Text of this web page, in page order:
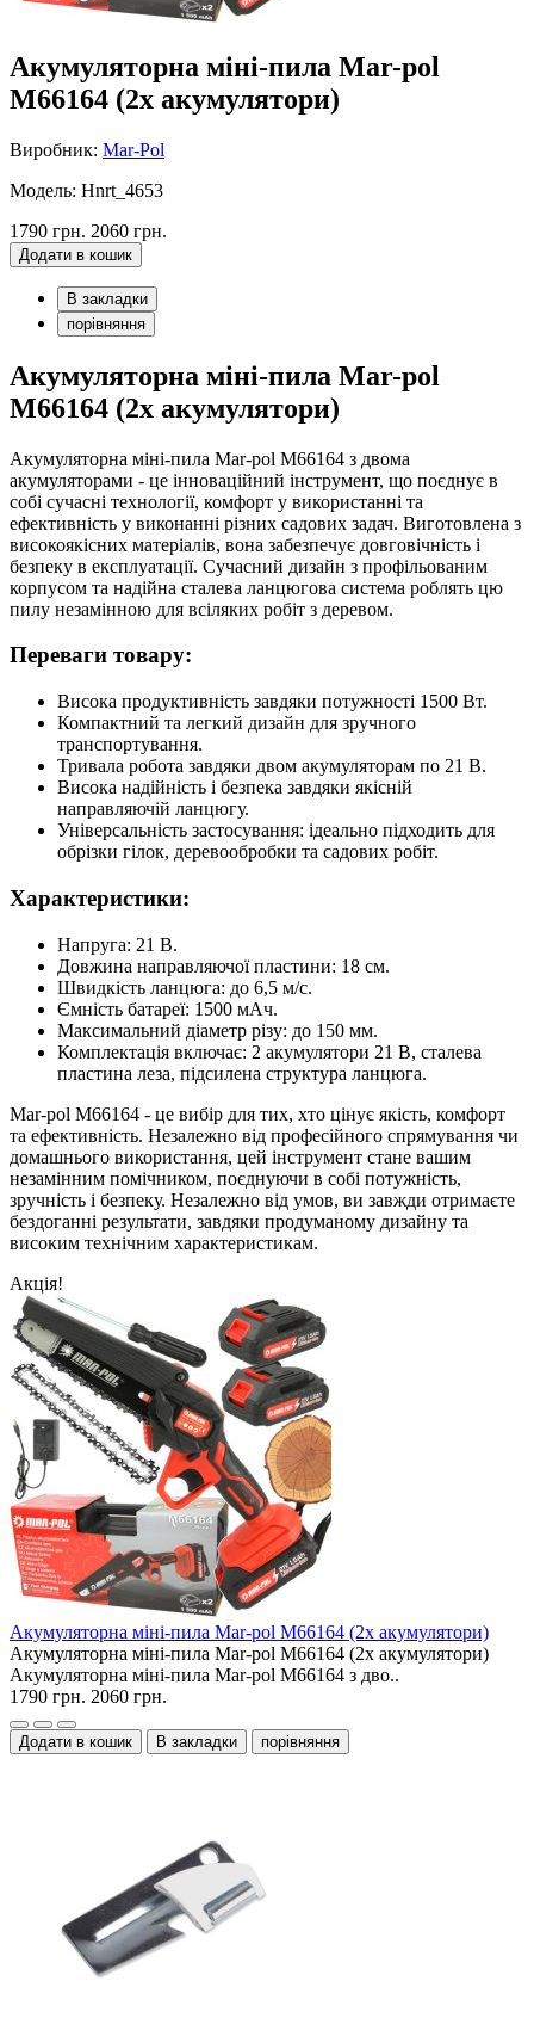
Акумуляторна міні-пила Mar-pol
M66164 (2x акумулятори)
Виробник: Mar-Pol
Модель: Hnrt_4653
1790 грн. 2060 грн.
Додати в кошик
В закладки
порівняння
Акумуляторна міні-пила Mar-pol
M66164 (2x акумулятори)
Акумуляторна міні-пила Mar-pol M66164 з двома
акумуляторами - це інноваційний інструмент, що поєднує в
собі сучасні технології, комфорт у використанні та
ефективність у виконанні різних садових задач. Виготовлена з
високоякісних матеріалів, вона забезпечує довговічність і
безпеку в експлуатації. Сучасний дизайн з профільованим
корпусом та надійна сталева ланцюгова система роблять цю
пилу незамінною для всіляких робіт з деревом.
Переваги товару:
Висока продуктивність завдяки потужності 1500 Вт.
Компактний та легкий дизайн для зручного
транспортування.
Тривала робота завдяки двом акумуляторам по 21 В.
Висока надійність і безпека завдяки якісній
направляючій ланцюгу.
Універсальність застосування: ідеально підходить для
обрізки гілок, деревообробки та садових робіт.
Характеристики:
Напруга: 21 В.
Довжина направляючої пластини: 18 см.
Швидкість ланцюга: до 6,5 м/с.
Ємність батареї: 1500 мАч.
Максимальний діаметр різу: до 150 мм.
Комплектація включає: 2 акумулятори 21 В, сталева
пластина леза, підсилена структура ланцюга.
Mar-pol M66164 - це вибір для тих, хто цінує якість, комфорт
та ефективність. Незалежно від професійного спрямування чи
домашнього використання, цей інструмент стане вашим
незамінним помічником, поєднуючи в собі потужність,
зручність і безпеку. Незалежно від умов, ви завжди отримаєте
бездоганні результати, завдяки продуманому дизайну та
високим технічним характеристикам.
Акція!
Акумуляторна міні-пила Mar-pol M66164 (2x акумулятори)
Акумуляторна міні-пила Mar-pol M66164 (2x акумулятори)
Акумуляторна міні-пила Mar-pol M66164 з дво..
1790 грн. 2060 грн.
Додати в кошик В закладки порівняння